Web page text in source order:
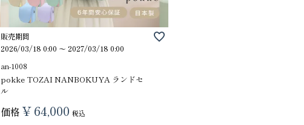
販売期間
2026/03/18 0:00 〜 2027/03/18 0:00
an-1008
pokke TOZAI NANBOKUYA ランドセ
ル
価格 ¥64,000 税込